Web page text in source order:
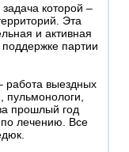
которой –
Эта
и активная
партии
работа выездных
пульмонологи,
прошлый год
по лечению. Все